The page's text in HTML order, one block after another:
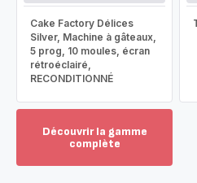
Cake Factory Délices
Silver, Machine à gâteaux,
5 prog, 10 moules, écran
rétroéclairé,
RECONDITIONNÉ
Découvrir la gamme
complète